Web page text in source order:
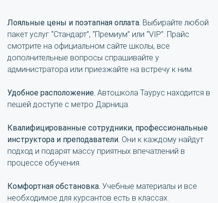
Лояльные цены и поэтапная оплата. Выбирайте любой
пакет услуг “Стандарт”, “Премиум” или “VIP”. Прайс
смотрите на официальном сайте школы, все
дополнительные вопросы спрашивайте у
администратора или приезжайте на встречу к ним.
Удобное расположение. Автошкола Таурус находится в
пешей доступе с метро Дарница.
Квалифицированные сотрудники, профессиональные
инструктора и преподаватели. Они к каждому найдут
подход и подарят массу приятных впечатлений в
процессе обучения.
Комфортная обстановка. Учебные материалы и все
необходимое для курсантов есть в классах.